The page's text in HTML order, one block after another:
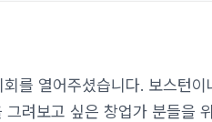
를 열어주셨습니다. 보스턴이
려보고 싶은 창업가 분들을